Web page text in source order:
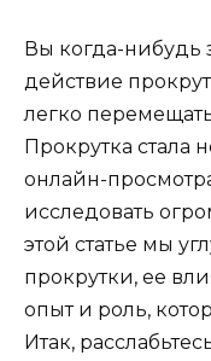
Вы когда-нибудь
действие
легко
Прокрутка стала
онлайн-
исследовать
этой статье мы
прокрутки, ее
опыт и роль,
Итак,